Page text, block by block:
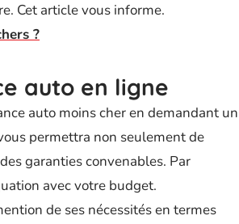
Cet article vous informe.
?
auto en ligne
auto moins cher en demandant un
permettra non seulement de
garanties convenables. Par
avec votre budget.
de ses nécessités en termes